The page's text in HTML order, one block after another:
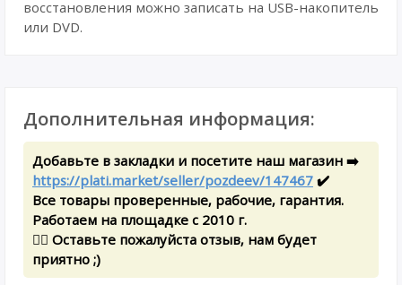
восстановления можно записать на USB-накопитель
или DVD.
Дополнительная информация:
Добавьте в закладки и посетите наш магазин ➡️
https://plati.market/seller/pozdeev/147467 ✔️
Все товары проверенные, рабочие, гарантия.
Работаем на площадке с 2010 г.
✍🏻 Оставьте пожалуйста отзыв, нам будет
приятно ;)